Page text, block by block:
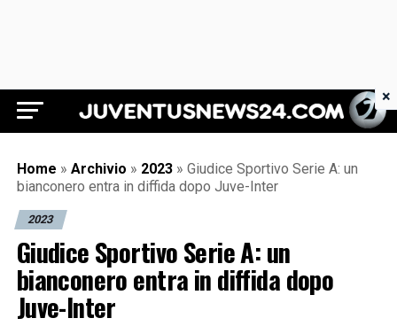
Juventus News 24
Home » Archivio » 2023 » Giudice Sportivo Serie A: un
bianconero entra in diffida dopo Juve-Inter
2023
Giudice Sportivo Serie A: un
bianconero entra in diffida dopo
Juve-Inter
×